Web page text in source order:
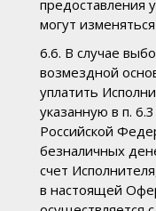
предоставления
могут
6.6. В случае
возмездной
уплатить
указанную в п.
Российской
безналичных
счет
в настоящей